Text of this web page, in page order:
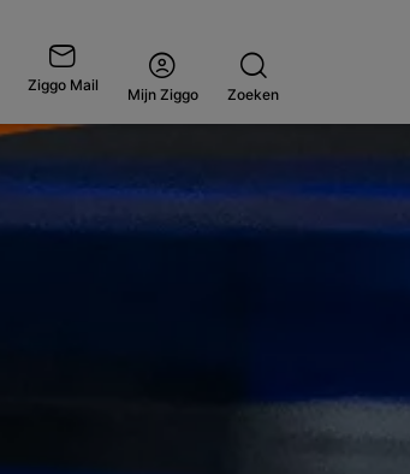
Ziggo Mail Open
Mijn Ziggo
Zoeken